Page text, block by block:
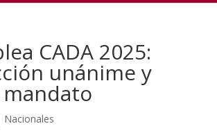
CADA 2025:
unánime y
Nacionales